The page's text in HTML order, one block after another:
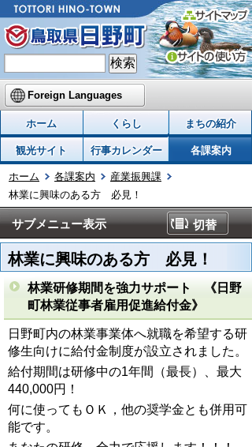
Foreign Languages
ホーム くらし まちの紹介
観光サイト 行事カレンダー 各課案内
ホーム 各課案内
産業振興課
林業に興味のある方 必見！
サブメニュー表示 切替
林業に興味のある方 必見！
林業研修期間を強力サポート 《日野
町林業従事者雇用促進給付金》
日野町内の林業事業体へ就職を希望する研
修生向けに給付金制度が設立されました。
給付期間は研修中の1年間（最長）、最大
440,000円！
何に使ってもＯＫ，他の奨学金とも併用可
能です。